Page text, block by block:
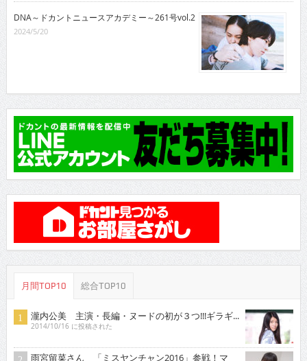
DNA～ドカントニュースアカデミー～261号vol.2
2024/5/20
月間TOP10 総合TOP10
瀧内公美 主演・長編・ヌードの初が３つ!!!ギラギ...
2014/10/16 に投稿された
雨宮留菜さん 「ミスヤンチャン2016」参戦！マ